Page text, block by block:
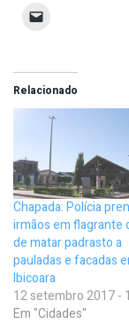
Relacionado
Chapada: Polícia
irmãos em flagrante
de matar padrasto a
pauladas e facadas
Ibicoara
12 setembro 2017 -
Em "Cidades"